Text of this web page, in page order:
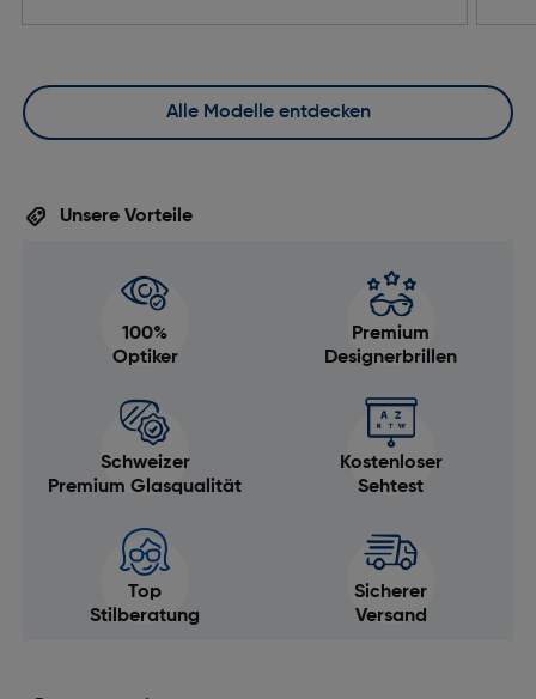
Alle Modelle entdecken
Unsere Vorteile
100%
Optiker
Premium
Designerbrillen
Schweizer
Premium Glasqualität
Kostenloser
Sehtest
Top
Stilberatung
Sicherer
Versand